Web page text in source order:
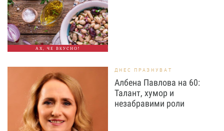
АХ, ЧЕ ВКУСНО!
ДНЕС ПРАЗНУВАТ
Албена Павлова на 60:
Талант, хумор и
незабравими роли